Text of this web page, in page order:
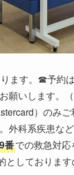
ます。☎予約
願いします。
）のみご
外科系疾患な
番での救急対応
としておりま